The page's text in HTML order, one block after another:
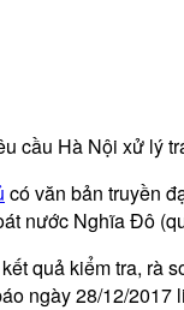
cầu Hà Nội xử lý
có văn bản truyền
nước Nghĩa Đô
quả kiểm tra, rà
ngày 28/12/